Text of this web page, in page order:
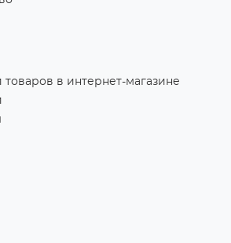
в интернет-магазине